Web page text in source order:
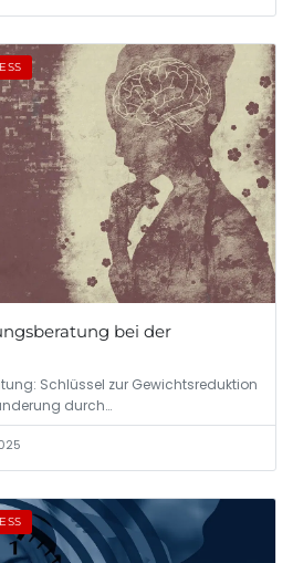
bei der
Schlüssel zur Gewichtsreduktion
durch…